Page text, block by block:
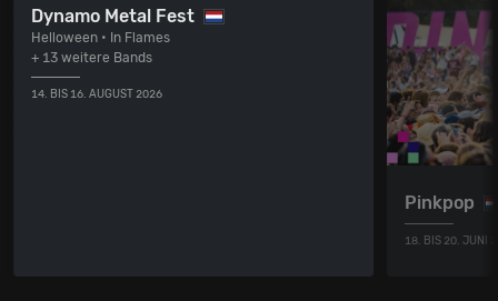
Dynamo Metal Fest
Helloween • In Flames
+ 13 weitere Bands
14. BIS 16. AUGUST 2026
Pinkpop
18. BIS 20. JUNI